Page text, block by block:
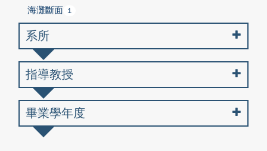
海灘斷面 1
系所
指導教授
畢業學年度